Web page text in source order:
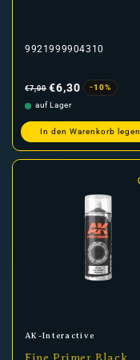
9921999904310
Preis
€7,00 €6,30
-10%
auf Lager
In den Warenkorb legen
Anbieter:
AK-Interactive